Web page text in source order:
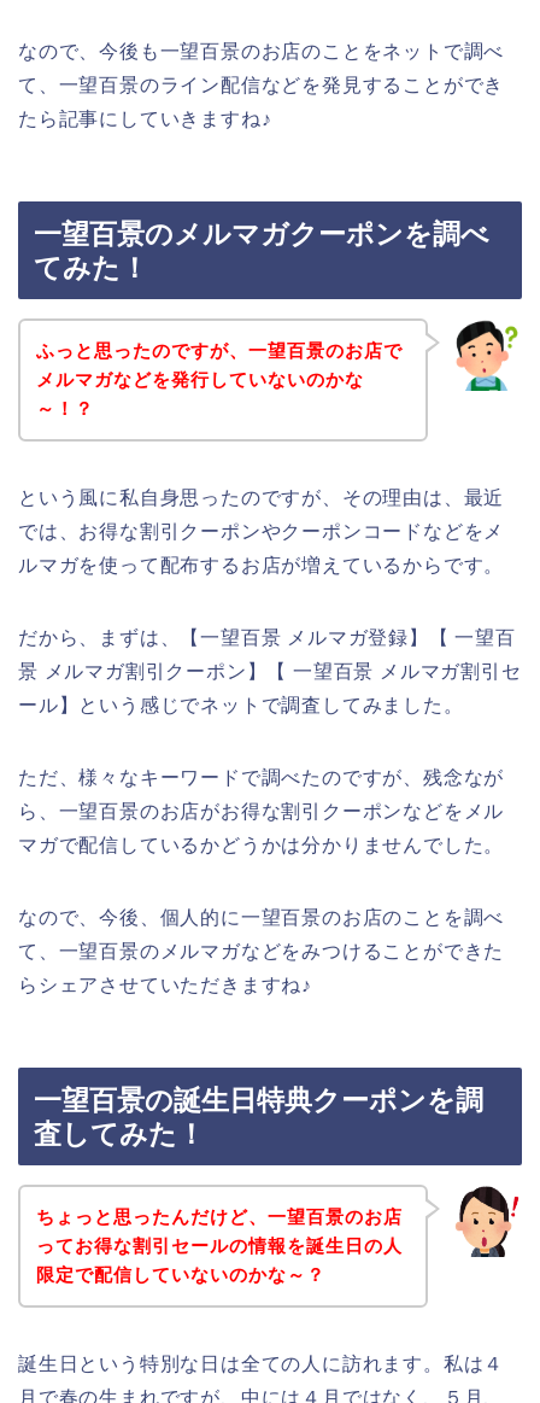
なので、今後も一望百景のお店のことをネットで調べ
て、一望百景のライン配信などを発見することができ
たら記事にしていきますね♪
一望百景のメルマガクーポンを調べ
てみた！
ふっと思ったのですが、一望百景のお店で
メルマガなどを発行していないのかな
～！？
という風に私自身思ったのですが、その理由は、最近
では、お得な割引クーポンやクーポンコードなどをメ
ルマガを使って配布するお店が増えているからです。
だから、まずは、【一望百景 メルマガ登録】【 一望百
景 メルマガ割引クーポン】【 一望百景 メルマガ割引セ
ール】という感じでネットで調査してみました。
ただ、様々なキーワードで調べたのですが、残念なが
ら、一望百景のお店がお得な割引クーポンなどをメル
マガで配信しているかどうかは分かりませんでした。
なので、今後、個人的に一望百景のお店のことを調べ
て、一望百景のメルマガなどをみつけることができた
らシェアさせていただきますね♪
一望百景の誕生日特典クーポンを調
査してみた！
ちょっと思ったんだけど、一望百景のお店
ってお得な割引セールの情報を誕生日の人
限定で配信していないのかな～？
誕生日という特別な日は全ての人に訪れます。私は４
月で春の生まれですが、中には４月ではなく、５月、